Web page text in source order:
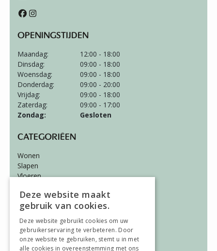
OPENINGSTIJDEN
Maandag:
12:00 - 18:00
Dinsdag:
09:00 - 18:00
Woensdag:
09:00 - 18:00
Donderdag:
09:00 - 20:00
Vrijdag:
09:00 - 18:00
Zaterdag:
09:00 - 17:00
Zondag:
Gesloten
CATEGORIËEN
Wonen
Slapen
Vloeren
ALGEMEEN
Vacatures
Wooninspiratie
Over ons
Deze website maakt
gebruik van cookies.
Deze website gebruikt cookies om uw
gebruikerservaring te verbeteren. Door
onze website te gebruiken, stemt u in met
alle cookies in overeenstemming met ons